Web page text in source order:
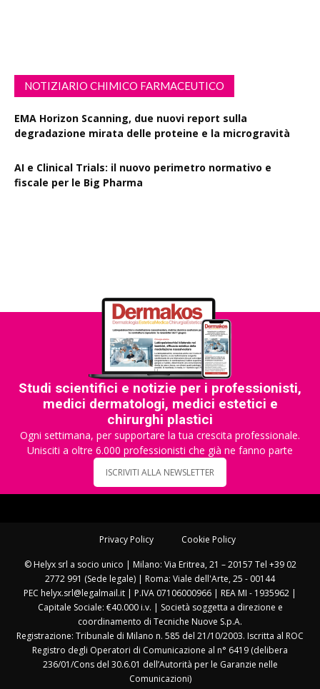
NOTIZIARIO CHIMICO FARMACEUTICO
EMA Horizon Scanning, due nuovi report sulla
degradazione mirata delle proteine e la microgravità
AI e Clinical Trials: il nuovo perimetro normativo e
fiscale per le Big Pharma
Studi scientifici e notizie per i professionisti,
medici dermatologi, medici estetici e
chirurghi plastici
Ogni settimana, per supportare la tua crescita professionale.
Unisciti a oltre 6.000 professionisti che già ne fanno parte
ISCRIVITI ALLA NEWSLETTER
Privacy Policy Cookie Policy
© Helyx srl a socio unico | Milano: Via Eritrea, 21 – 20157 Tel +39 02
2772 991 (Sede legale) | Roma: Viale dell'Arte, 25 - 00144
PEC helyx.srl@legalmail.it | P.IVA 07106000966 | REA MI - 1935962 |
Capitale Sociale: €40.000 i.v. | Società soggetta a direzione e
coordinamento di Tecniche Nuove S.p.A.
Registrazione: Tribunale di Milano n. 585 del 21/10/2003. Iscritta al ROC
Registro degli Operatori di Comunicazione al n° 6419 (delibera
236/01/Cons del 30.6.01 dell’Autorità per le Garanzie nelle
Comunicazioni)